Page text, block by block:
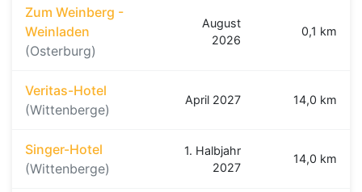
Zum Weinberg -
Weinladen
(Osterburg)
August
2026
0,1 km
Veritas-Hotel
(Wittenberge)
April 2027 14,0 km
Singer-Hotel
(Wittenberge)
1. Halbjahr
2027
14,0 km